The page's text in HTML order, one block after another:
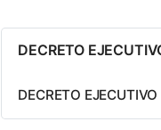
DECRETO
DECRETO